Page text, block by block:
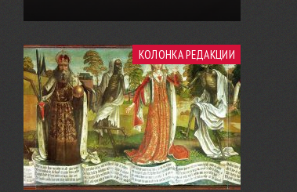
КОЛОНКА РЕДАКЦИИ